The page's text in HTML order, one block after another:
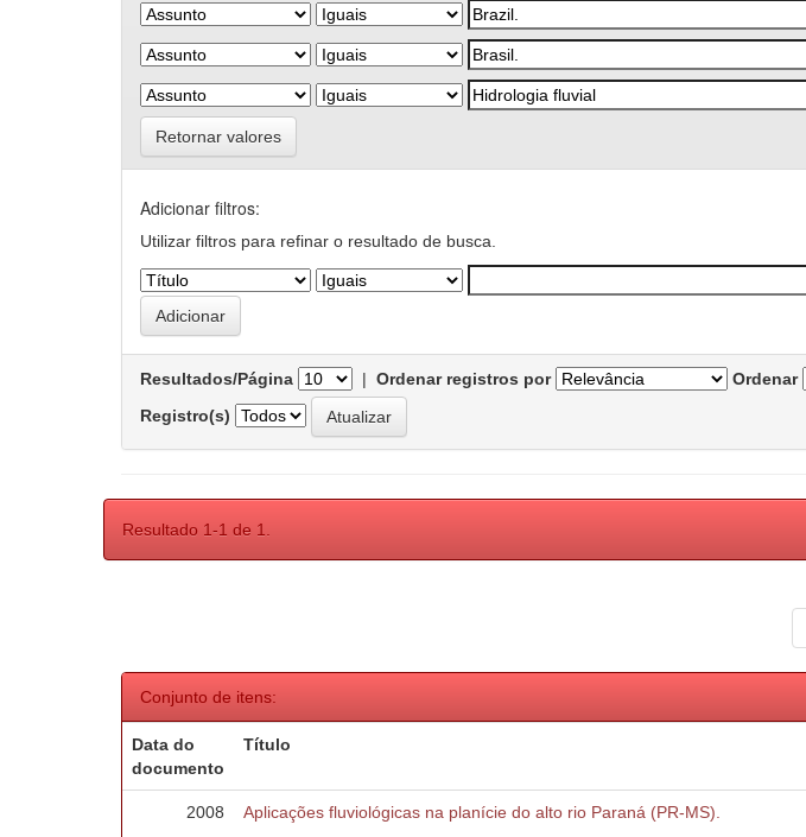
Retornar valores
Adicionar filtros:
Utilizar filtros para refinar o resultado de busca.
Resultados/Página | Ordenar registros por
Ordenar
Registro(s)
Resultado 1-1 de 1.
Conjunto de itens:
Data do
documento
Título
2008 Aplicações fluviológicas na planície do alto rio Paraná (PR-MS).